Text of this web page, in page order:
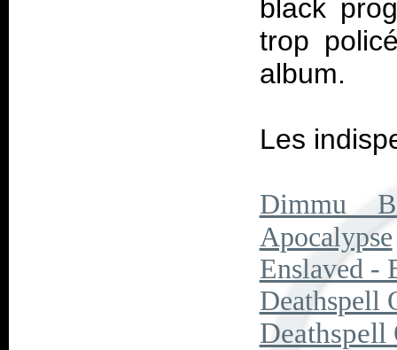
black
trop
album.
Les
Dimmu
Apocalypse
Enslaved -
Deathspell
Deathspell